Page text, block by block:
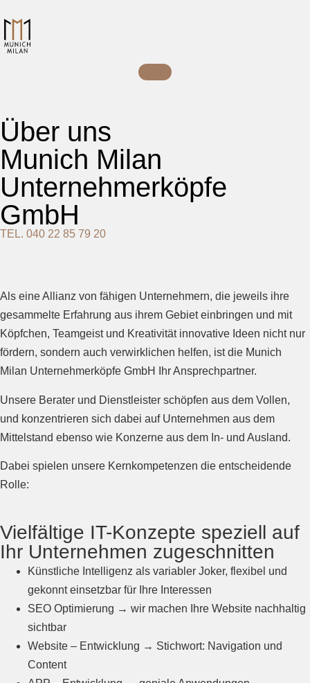
Über uns
Munich Milan
Unternehmerköpfe
GmbH
TEL. 040 22 85 79 20
Als eine Allianz von fähigen Unternehmern, die jeweils ihre
gesammelte Erfahrung aus ihrem Gebiet einbringen und mit
Köpfchen, Teamgeist und Kreativität innovative Ideen nicht nur
fördern, sondern auch verwirklichen helfen, ist die Munich
Milan Unternehmerköpfe GmbH Ihr Ansprechpartner.
Unsere Berater und Dienstleister schöpfen aus dem Vollen,
und konzentrieren sich dabei auf Unternehmen aus dem
Mittelstand ebenso wie Konzerne aus dem In- und Ausland.
Dabei spielen unsere Kernkompetenzen die entscheidende
Rolle:
Vielfältige IT-Konzepte speziell auf
Ihr Unternehmen zugeschnitten
Künstliche Intelligenz als variabler Joker, flexibel und
gekonnt einsetzbar für Ihre Interessen
SEO Optimierung → wir machen Ihre Website nachhaltig
sichtbar
Website – Entwicklung → Stichwort: Navigation und
Content